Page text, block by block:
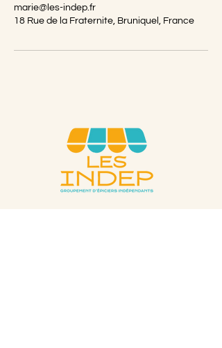
marie@les-indep.fr
18 Rue de la Fraternite, Bruniquel, France